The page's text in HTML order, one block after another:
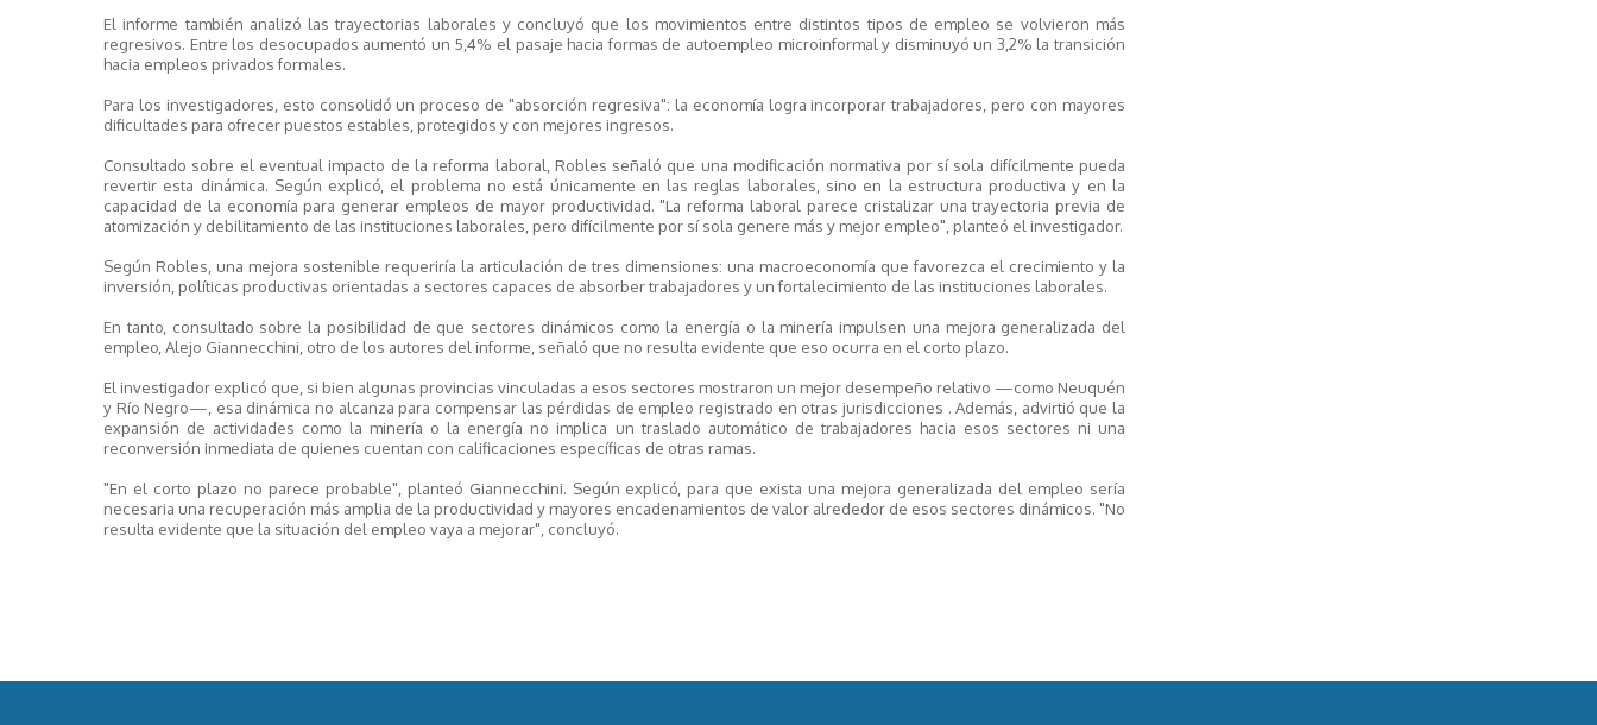
El informe también analizó las trayectorias laborales y concluyó que los movimientos entre distintos tipos de empleo se volvieron más
regresivos. Entre los desocupados aumentó un 5,4% el pasaje hacia formas de autoempleo microinformal y disminuyó un 3,2% la transición
hacia empleos privados formales.
Para los investigadores, esto consolidó un proceso de "absorción regresiva": la economía logra incorporar trabajadores, pero con mayores
dificultades para ofrecer puestos estables, protegidos y con mejores ingresos.
Consultado sobre el eventual impacto de la reforma laboral, Robles señaló que una modificación normativa por sí sola difícilmente pueda
revertir esta dinámica. Según explicó, el problema no está únicamente en las reglas laborales, sino en la estructura productiva y en la
capacidad de la economía para generar empleos de mayor productividad. "La reforma laboral parece cristalizar una trayectoria previa de
atomización y debilitamiento de las instituciones laborales, pero difícilmente por sí sola genere más y mejor empleo", planteó el investigador.
Según Robles, una mejora sostenible requeriría la articulación de tres dimensiones: una macroeconomía que favorezca el crecimiento y la
inversión, políticas productivas orientadas a sectores capaces de absorber trabajadores y un fortalecimiento de las instituciones laborales.
En tanto, consultado sobre la posibilidad de que sectores dinámicos como la energía o la minería impulsen una mejora generalizada del
empleo, Alejo Giannecchini, otro de los autores del informe, señaló que no resulta evidente que eso ocurra en el corto plazo.
El investigador explicó que, si bien algunas provincias vinculadas a esos sectores mostraron un mejor desempeño relativo —como Neuquén
y Río Negro—, esa dinámica no alcanza para compensar las pérdidas de empleo registrado en otras jurisdicciones . Además, advirtió que la
expansión de actividades como la minería o la energía no implica un traslado automático de trabajadores hacia esos sectores ni una
reconversión inmediata de quienes cuentan con calificaciones específicas de otras ramas.
"En el corto plazo no parece probable", planteó Giannecchini. Según explicó, para que exista una mejora generalizada del empleo sería
necesaria una recuperación más amplia de la productividad y mayores encadenamientos de valor alrededor de esos sectores dinámicos. "No
resulta evidente que la situación del empleo vaya a mejorar", concluyó.